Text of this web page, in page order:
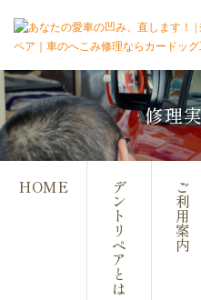
修理
HOME デ
ン
ト
リ
ペ
ア
と
は
ご
利
用
案
内